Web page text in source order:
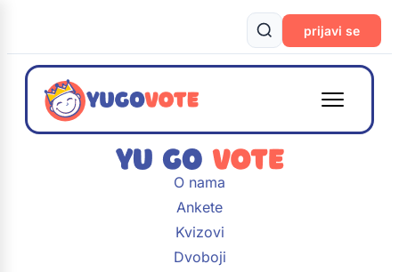
prijavi se
O nama
Ankete
Kvizovi
Dvoboji